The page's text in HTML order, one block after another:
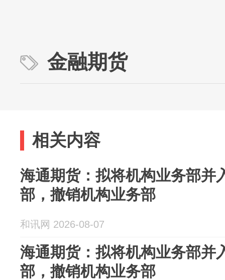
金融期货
相关内容
海通期货：拟将机构业务部并
部，撤销机构业务部
和讯网 2026-08-07
海通期货：拟将机构业务部并
部，撤销机构业务部